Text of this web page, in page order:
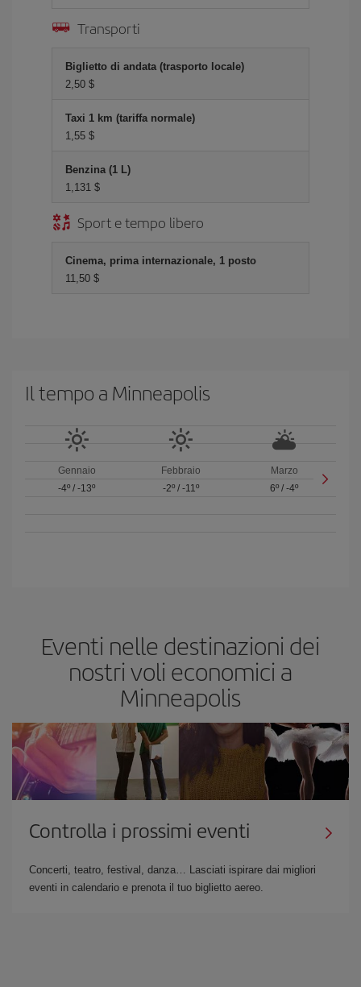
Transporti
Biglietto di andata (trasporto locale)
2,50 $
Taxi 1 km (tariffa normale)
1,55 $
Benzina (1 L)
1,131 $
Sport e tempo libero
Cinema, prima internazionale, 1 posto
11,50 $
Il tempo a Minneapolis
Gennaio
-4º /-13º
Febbraio
-2º/ -11º
Marzo
6º /-4º
Eventi nelle destinazioni dei
nostri voli economici a
Minneapolis
Controlla i prossimi eventi
Concerti, teatro, festival, danza… Lasciati ispirare dai migliori
eventi in calendario e prenota il tuo biglietto aereo.